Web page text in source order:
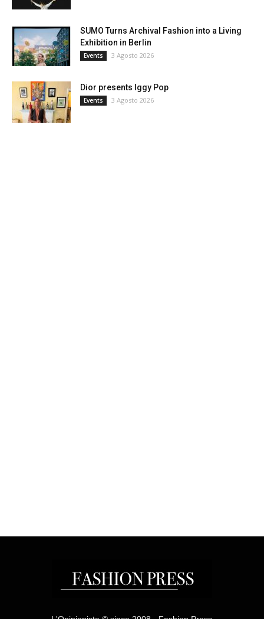
SUMO Turns Archival Fashion into a Living
Exhibition in Berlin
Events 3 Agosto 2026
Dior presents Iggy Pop
Events 3 Agosto 2026